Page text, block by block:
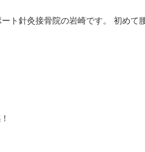
ト針灸接骨院の岩崎です。 初めて